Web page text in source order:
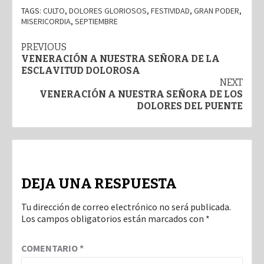
TAGS: CULTO, DOLORES GLORIOSOS, FESTIVIDAD, GRAN PODER,
MISERICORDIA, SEPTIEMBRE
Post
navigation
PREVIOUS
VENERACIÓN A NUESTRA SEÑORA DE LA
ESCLAVITUD DOLOROSA
NEXT
VENERACIÓN A NUESTRA SEÑORA DE LOS
DOLORES DEL PUENTE
DEJA UNA RESPUESTA
Tu dirección de correo electrónico no será publicada.
Los campos obligatorios están marcados con *
COMENTARIO*